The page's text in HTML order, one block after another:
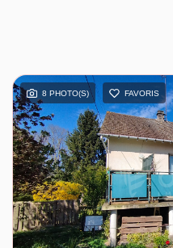
8 PHOTO(S) FAVORIS